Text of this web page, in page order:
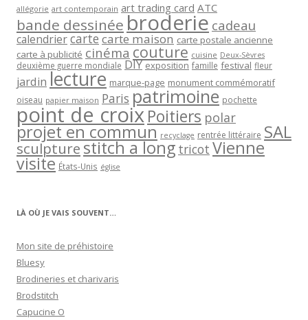
allégorie art contemporain art trading card ATC
bande dessinée broderie cadeau
calendriercartecarte maison carte postale ancienne
carte à publicité cinéma couture cuisine Deux-Sèvres
deuxième guerre mondiale DIY exposition famille festival fleur
jardin lecture marque-page monument commémoratif
oiseau papier maison Paris patrimoine pochette
point de croixPoitiers polar
projet en commun recyclage rentrée littéraire SAL
sculpturestitch a long tricot Vienne
visite États-Unis église
LÀ OÙ JE VAIS SOUVENT…
Mon site de préhistoire
Bluesy
Brodineries et charivaris
Brodstitch
Capucine O